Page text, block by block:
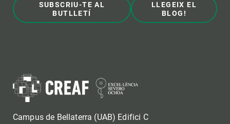
SUBSCRIU-TE AL
BUTLLETÍ
LLEGEIX EL
BLOG!
Campus de Bellaterra (UAB) Edifici C